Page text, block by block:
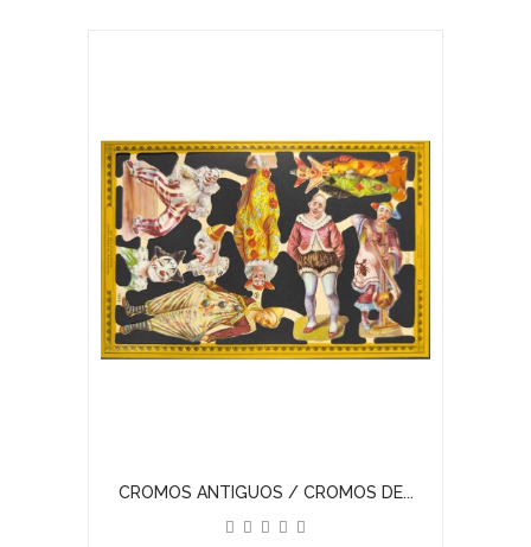
CROMOS ANTIGUOS / CROMOS DE...